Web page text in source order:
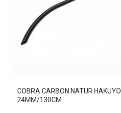
COBRA CARBON NATUR HAKUYO
24MM/130CM